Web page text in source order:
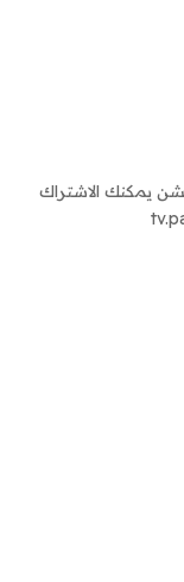
يمكنك الاشتراك